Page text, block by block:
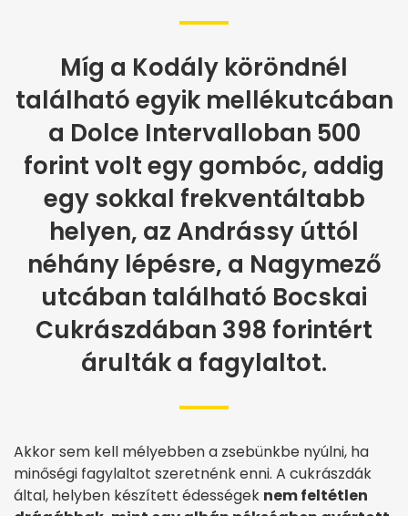
Míg a Kodály köröndnél
található egyik mellékutcában
a Dolce Intervalloban 500
forint volt egy gombóc, addig
egy sokkal frekventáltabb
helyen, az Andrássy úttól
néhány lépésre, a Nagymező
utcában található Bocskai
Cukrászdában 398 forintért
árulták a fagylaltot.
Akkor sem kell mélyebben a zsebünkbe nyúlni, ha
minőségi fagylaltot szeretnénk enni. A cukrászdák
által, helyben készített édességek nem feltétlen